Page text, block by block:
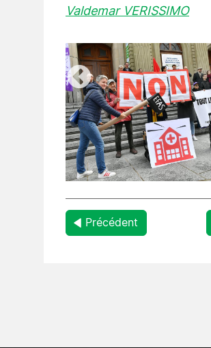
Valdemar VERISSIMO
Précédent